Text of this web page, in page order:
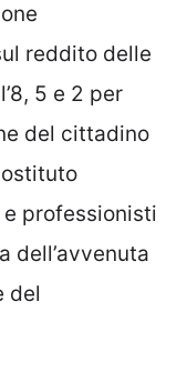
reddito delle
5 e 2 per
del cittadino
e professionisti
dell’avvenuta
del